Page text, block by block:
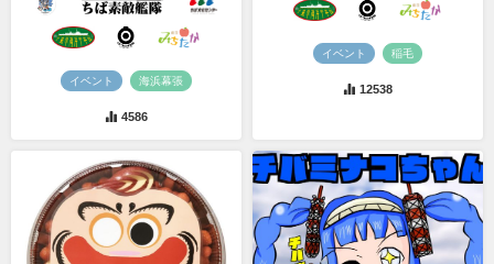
イベント 海浜幕張
4586
イベント 稲毛
12538